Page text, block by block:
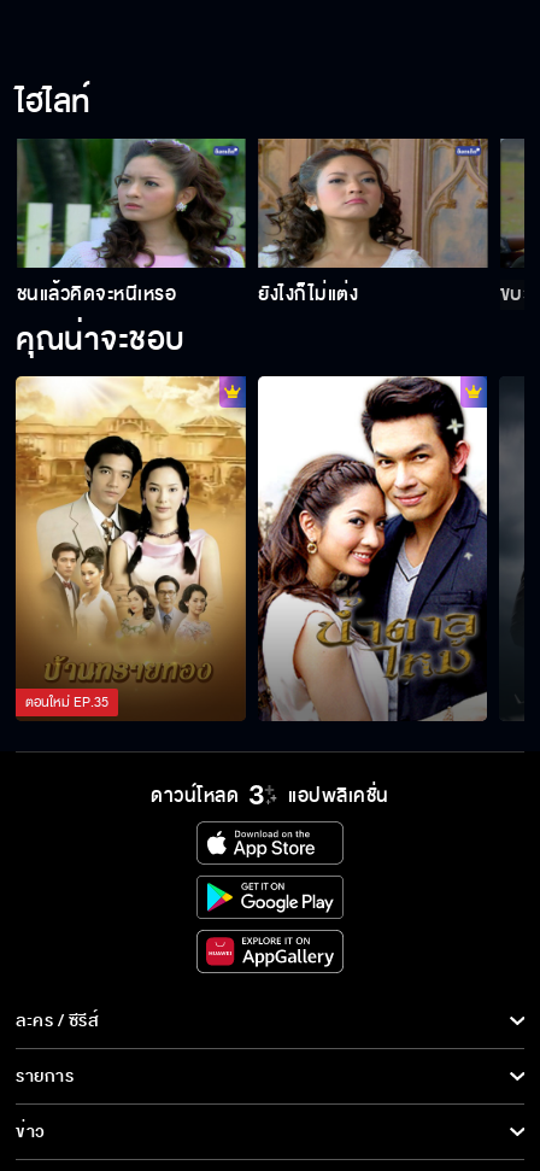
ไฮไลท์
ชนแล้วคิดจะหนีเหรอ ยังไงก็ไม่แต่ง ขบว
คุณน่าจะชอบ
ตอนใหม่EP.35
ดาวน์โหลด แอปพลิเคชั่น
ละคร / ซีรีส์
ละคร/ซีรีส์
ซีรีส์นานาชาติ
การ์ตูน & เกม
รายการ
รายการทั้งหมด
ข่าว